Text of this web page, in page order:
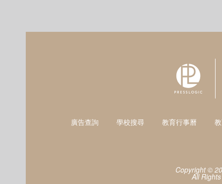
廣告查詢 學校搜尋 教育行事曆
Copyright ©
All